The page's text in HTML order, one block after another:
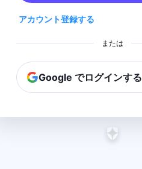
アカウント登録する
または
Google でログインする